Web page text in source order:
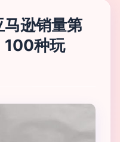
逊销量第
100种玩